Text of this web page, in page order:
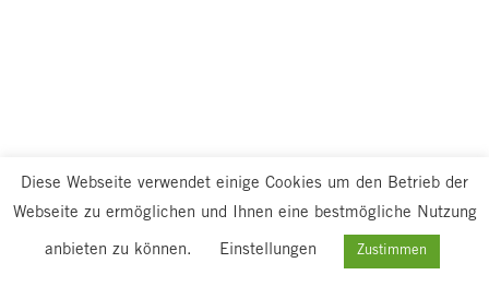
Diese Webseite verwendet einige Cookies um den Betrieb der
Webseite zu ermöglichen und Ihnen eine bestmögliche Nutzung
anbieten zu können. Einstellungen Zustimmen